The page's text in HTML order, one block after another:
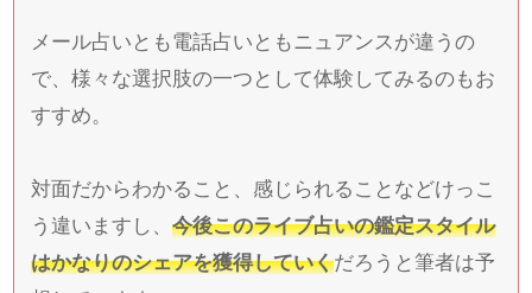
メール占いとも電話占いともニュアンスが違うの
で、様々な選択肢の一つとして体験してみるのもお
すすめ。
対面だからわかること、感じられることなどけっこ
う違いますし、 今後このライブ占いの鑑定スタイル
はかなりのシェアを獲得していくだろうと筆者は予